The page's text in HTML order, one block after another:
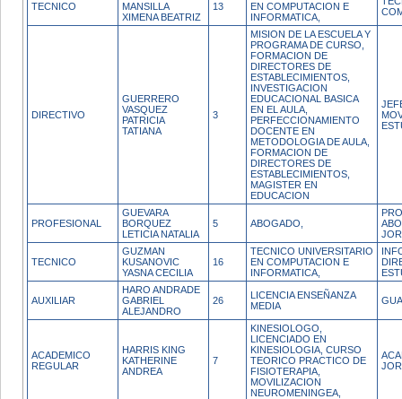
TECNICO
MANSILLA
XIMENA BEATRIZ
13
EN COMPUTACION E
INFORMATICA,
DIRECTIVO
GUERRERO
VASQUEZ
PATRICIA
TATIANA
3
MISION DE LA ESCUELA Y
PROGRAMA DE CURSO,
FORMACION DE
DIRECTORES DE
ESTABLECIMIENTOS,
INVESTIGACION
EDUCACIONAL BASICA
EN EL AULA,
PERFECCIONAMIENTO
DOCENTE EN
METODOLOGIA DE AULA,
FORMACION DE
DIRECTORES DE
ESTABLECIMIENTOS,
MAGISTER EN
EDUCACION
PROFESIONAL
GUEVARA
BORQUEZ
LETICIA NATALIA
5 ABOGADO,
TECNICO
GUZMAN
KUSANOVIC
YASNA CECILIA
16
TECNICO UNIVERSITARIO
EN COMPUTACION E
INFORMATICA,
AUXILIAR
HARO ANDRADE
GABRIEL
ALEJANDRO
26
LICENCIA ENSEÑANZA
MEDIA
ACADEMICO
REGULAR
HARRIS KING
KATHERINE
ANDREA
7
KINESIOLOGO,
LICENCIADO EN
KINESIOLOGIA, CURSO
TEORICO PRACTICO DE
FISIOTERAPIA,
MOVILIZACION
NEUROMENINGEA,